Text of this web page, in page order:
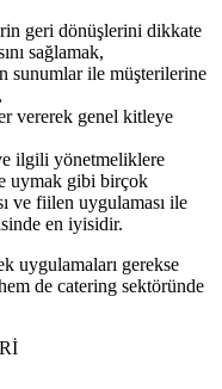
geri dönüşlerini dikkate
sağlamak,
sunumlar ile müşterilerine
vererek genel kitleye
ilgili yönetmeliklere
uymak gibi birçok
ve fiilen uygulaması ile
en iyisidir.
uygulamaları gerekse
de catering sektöründe